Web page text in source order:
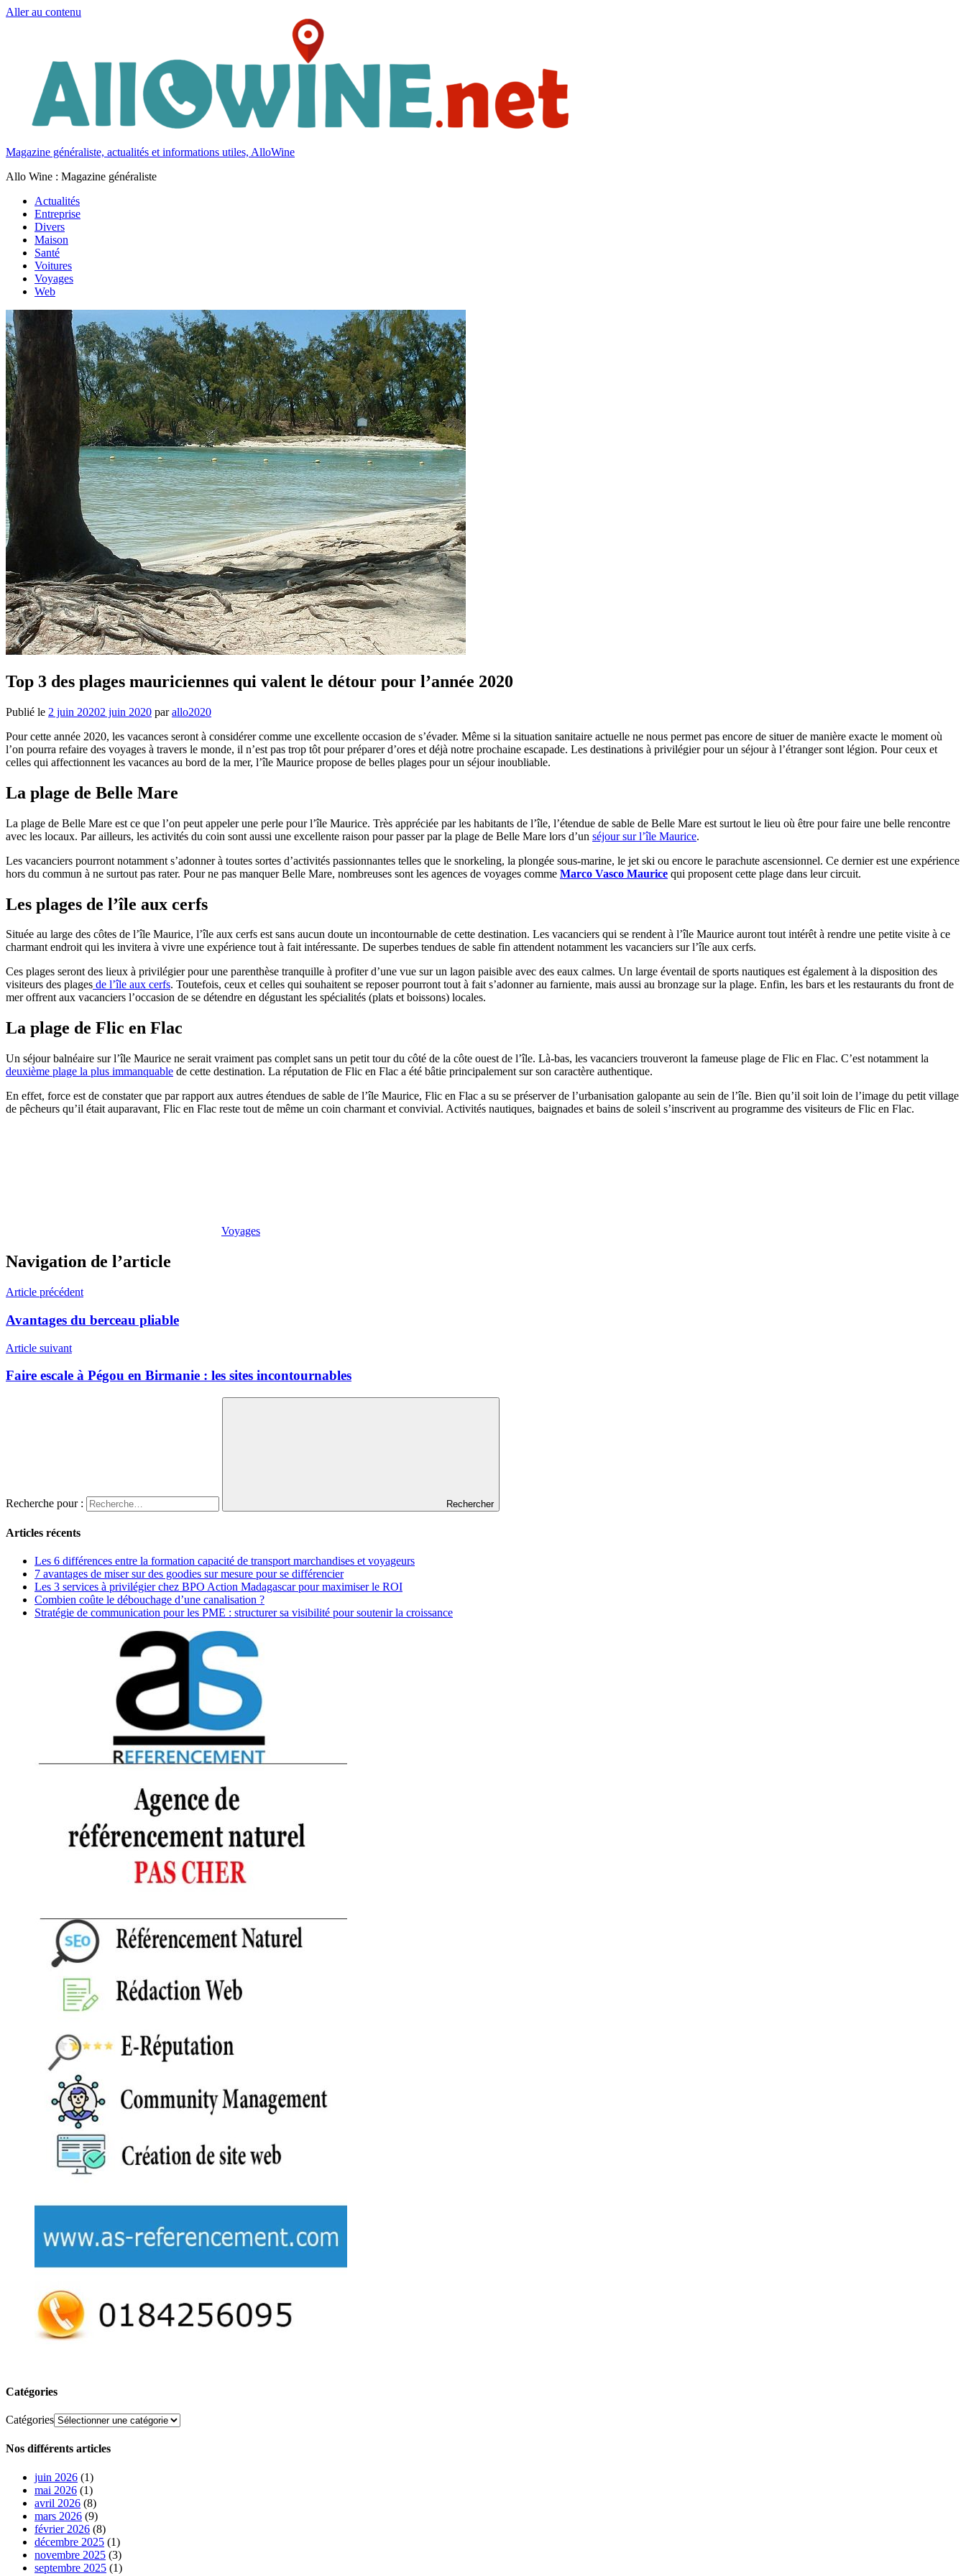
Aller au contenu
Magazine généraliste, actualités et informations utiles, AlloWine
Allo Wine : Magazine généraliste
Actualités
Entreprise
Divers
Maison
Santé
Voitures
Voyages
Web
Top 3 des plages mauriciennes qui valent le détour pour l’année 2020
Publié le 2 juin 20202 juin 2020 parallo2020
Pour cette année 2020, les vacances seront à considérer comme une excellente occasion de s’évader. Même si la situation sanitaire actuelle ne nous permet pas encore de situer de manière exacte le moment où
l’on pourra refaire des voyages à travers le monde, il n’est pas trop tôt pour préparer d’ores et déjà notre prochaine escapade. Les destinations à privilégier pour un séjour à l’étranger sont légion. Pour ceux et
celles qui affectionnent les vacances au bord de la mer, l’île Maurice propose de belles plages pour un séjour inoubliable.
La plage de Belle Mare
La plage de Belle Mare est ce que l’on peut appeler une perle pour l’île Maurice. Très appréciée par les habitants de l’île, l’étendue de sable de Belle Mare est surtout le lieu où être pour faire une belle rencontre
avec les locaux. Par ailleurs, les activités du coin sont aussi une excellente raison pour passer par la plage de Belle Mare lors d’un séjour sur l’île Maurice.
Les vacanciers pourront notamment s’adonner à toutes sortes d’activités passionnantes telles que le snorkeling, la plongée sous-marine, le jet ski ou encore le parachute ascensionnel. Ce dernier est une expérience
hors du commun à ne surtout pas rater. Pour ne pas manquer Belle Mare, nombreuses sont les agences de voyages comme Marco Vasco Maurice qui proposent cette plage dans leur circuit.
Les plages de l’île aux cerfs
Située au large des côtes de l’île Maurice, l’île aux cerfs est sans aucun doute un incontournable de cette destination. Les vacanciers qui se rendent à l’île Maurice auront tout intérêt à rendre une petite visite à ce
charmant endroit qui les invitera à vivre une expérience tout à fait intéressante. De superbes tendues de sable fin attendent notamment les vacanciers sur l’île aux cerfs.
Ces plages seront des lieux à privilégier pour une parenthèse tranquille à profiter d’une vue sur un lagon paisible avec des eaux calmes. Un large éventail de sports nautiques est également à la disposition des
visiteurs des plages de l’île aux cerfs. Toutefois, ceux et celles qui souhaitent se reposer pourront tout à fait s’adonner au farniente, mais aussi au bronzage sur la plage. Enfin, les bars et les restaurants du front de
mer offrent aux vacanciers l’occasion de se détendre en dégustant les spécialités (plats et boissons) locales.
La plage de Flic en Flac
Un séjour balnéaire sur l’île Maurice ne serait vraiment pas complet sans un petit tour du côté de la côte ouest de l’île. Là-bas, les vacanciers trouveront la fameuse plage de Flic en Flac. C’est notamment la
deuxième plage la plus immanquable de cette destination. La réputation de Flic en Flac a été bâtie principalement sur son caractère authentique.
En effet, force est de constater que par rapport aux autres étendues de sable de l’île Maurice, Flic en Flac a su se préserver de l’urbanisation galopante au sein de l’île. Bien qu’il soit loin de l’image du petit village
de pêcheurs qu’il était auparavant, Flic en Flac reste tout de même un coin charmant et convivial. Activités nautiques, baignades et bains de soleil s’inscrivent au programme des visiteurs de Flic en Flac.
Voyages
Navigation de l’article
Article précédent
Avantages du berceau pliable
Article suivant
Faire escale à Pégou en Birmanie : les sites incontournables
Recherche pour : Rechercher
Articles récents
Les 6 différences entre la formation capacité de transport marchandises et voyageurs
7 avantages de miser sur des goodies sur mesure pour se différencier
Les 3 services à privilégier chez BPO Action Madagascar pour maximiser le ROI
Combien coûte le débouchage d’une canalisation ?
Stratégie de communication pour les PME : structurer sa visibilité pour soutenir la croissance
Catégories
Catégories
Nos différents articles
juin 2026 (1)
mai 2026 (1)
avril 2026 (8)
mars 2026 (9)
février 2026 (8)
décembre 2025 (1)
novembre 2025 (3)
septembre 2025 (1)